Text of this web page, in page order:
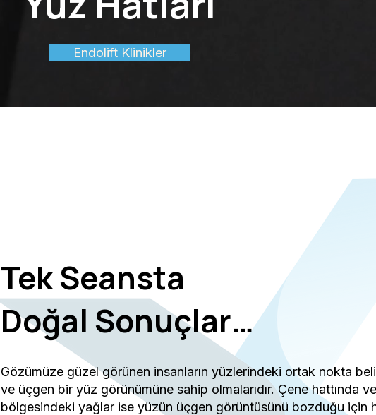
Endolift Klinikler
Gözümüze güzel görünen insanların yüzlerindeki ortak nokta
ve üçgen bir yüz görünümüne sahip olmalarıdır. Çene hattında ve
bölgesindeki yağlar ise yüzün üçgen görüntüsünü bozduğu için
Tek Seansta
Doğal Sonuçlar…